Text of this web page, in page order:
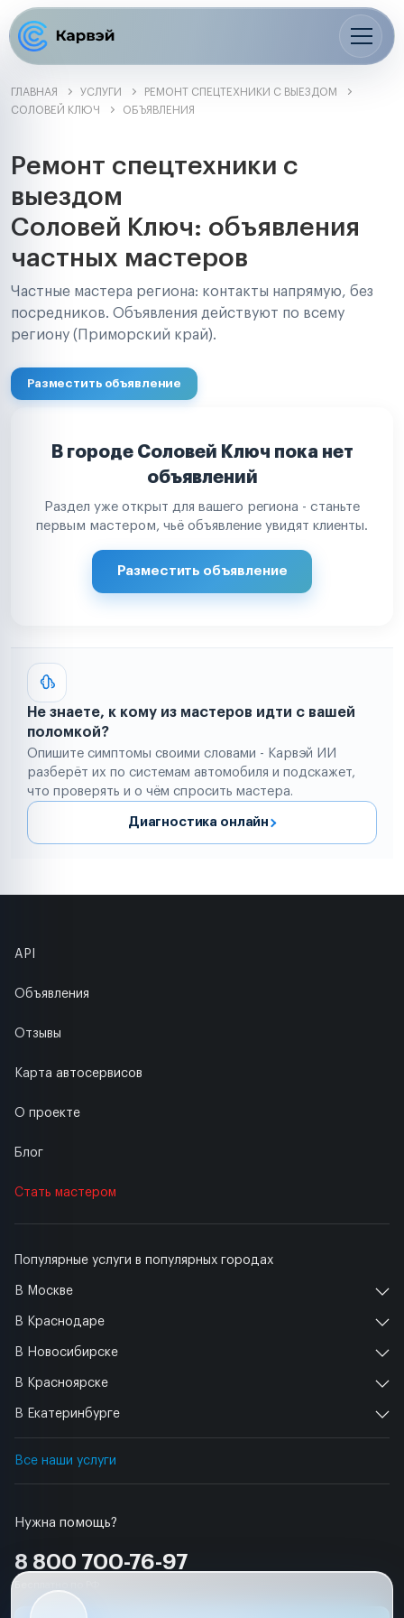
ГЛАВНАЯ УСЛУГИ
РЕМОНТ СПЕЦТЕХНИКИ С ВЫЕЗДОМ
СОЛОВЕЙ КЛЮЧ
ОБЪЯВЛЕНИЯ
Ремонт спецтехники с
выездом
Соловей Ключ: объявления
частных мастеров
Частные мастера региона: контакты напрямую, без
посредников. Объявления действуют по всему
региону (Приморский край).
Разместить объявление
В городе Соловей Ключ пока нет
объявлений
Раздел уже открыт для вашего региона - станьте
первым мастером, чьё объявление увидят клиенты.
Разместить объявление
Не знаете, к кому из мастеров идти с вашей
поломкой?
Опишите симптомы своими словами - Карвэй ИИ
разберёт их по системам автомобиля и подскажет,
что проверять и о чём спросить мастера.
Диагностика онлайн
Нужна помощь?
8 800 700-76-97
Популярные услуги в популярных городах
В Москве
В Краснодаре
В Новосибирске
В Красноярске
В Екатеринбурге
Все наши услуги
API
Объявления
Отзывы
Карта автосервисов
О проекте
Блог
Стать мастером